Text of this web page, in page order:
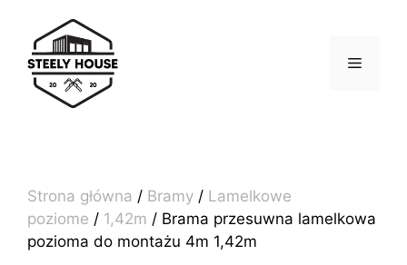
treści
MENU
Strona główna / Bramy / Lamelkowe
poziome / 1,42m / Brama przesuwna lamelkowa
pozioma do montażu 4m 1,42m